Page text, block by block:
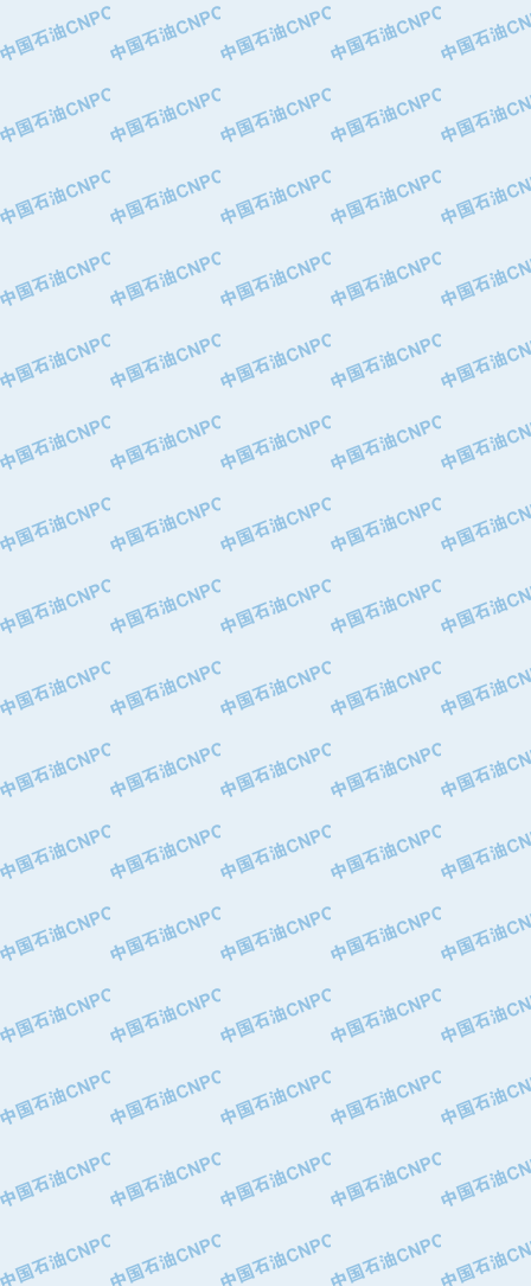
·中国石化长岭炼化公司
·中国石油长庆油田分公司
·山东墨龙石油机械股份有限公司
·大庆油田物资集团
·斯伦贝谢(天津)采油机械有限公司
·南阳防爆集团有限公司
·乳山市力久特种电机有限公司
·无锡西姆莱斯石油专用管制造有限公
·沈阳全密封变压器股份有限公司
·河北华北石油天成实业集团有限公司
·特变电工股份有限公司
·中国石化镇海炼油化工股份有限公司
·三明高中压阀门有限公司
·宁波永泰塑料机械有限公司宁波高压
·上海人民企业集团有限公司
·西安巨力石油技术有限责任公司
·青岛汉缆股份有限公司
·厦门市榕兴新世纪石油设备制造有限
·大港油田集团中成机械制造有限公司
·承德司达石油装备开发公司
·四川明星电缆有限公司
·中国石油大庆石油化工总厂
·北京三盈联合石油技术有限公司
·中国石油化工股份有限公司催化剂长
·北京长空工业有限公司
·北京中旭阳光石油天然气科技有限公
·托肯恒山科技（广州）有限公司
·北京德泰联华科技发展有限公司
·美钻石油钻采系统（上海）有限公司
·陕西爱瑞德控制工程有限公司
·成都中寰机电设备有限公司
·河北保定天威集团特变电气有限公司
·中国石油辽阳石油化纤公司
·托肯恒山科技（广州）有限公司
·大庆油田飞马有限公司
·大庆油田有限责任公司